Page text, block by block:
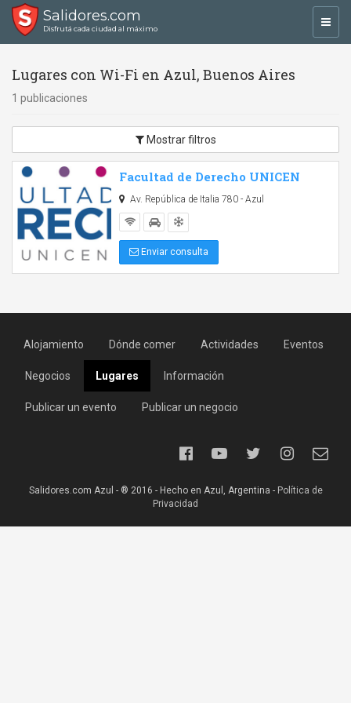
Salidores.com
Disfrutá cada ciudad al máximo
Lugares con Wi-Fi en Azul, Buenos Aires
1 publicaciones
Mostrar filtros
Facultad de Derecho UNICEN
Av. República de Italia 780 - Azul
Enviar consulta
Alojamiento Dónde comer Actividades Eventos
Negocios Lugares Información
Publicar un evento Publicar un negocio
Salidores.com Azul - ® 2016 - Hecho en Azul, Argentina - Política de
Privacidad